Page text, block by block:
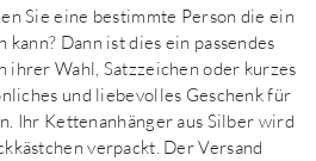
Sie eine bestimmte Person die ein
kann? Dann ist dies ein passendes
ihrer Wahl, Satzzeichen oder kurzes
und liebevolles Geschenk für
Ihr Kettenanhänger aus Silber wird
verpackt. Der Versand